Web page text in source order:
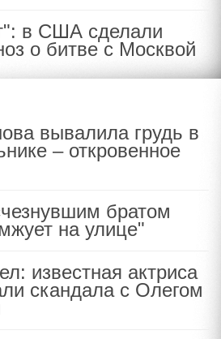
в США сделали
о битве с Москвой
вывалила грудь в
– откровенное
братом
на улице"
известная актриса
скандала с Олегом